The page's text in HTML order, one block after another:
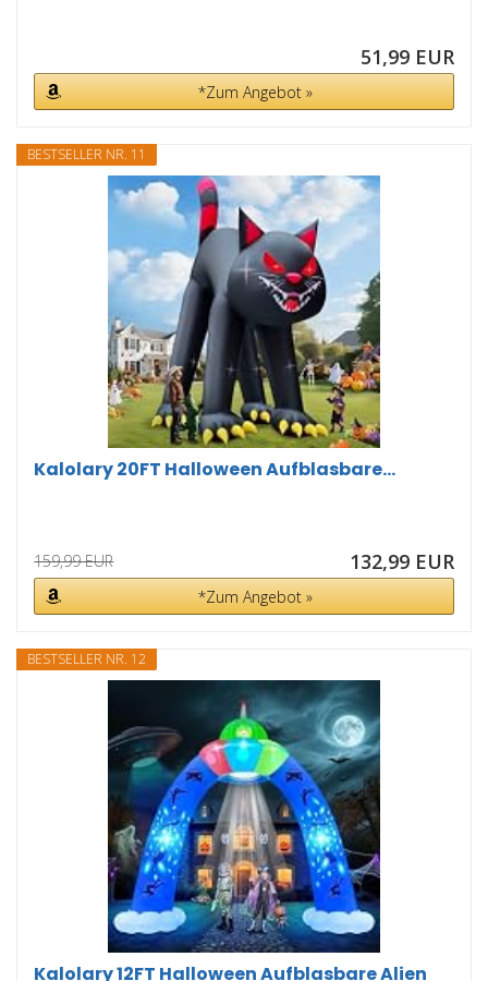
51,99 EUR
*Zum Angebot »
BESTSELLER NR. 11
Kalolary 20FT Halloween Aufblasbare...
159,99 EUR 132,99 EUR
*Zum Angebot »
BESTSELLER NR. 12
Kalolary 12FT Halloween Aufblasbare Alien